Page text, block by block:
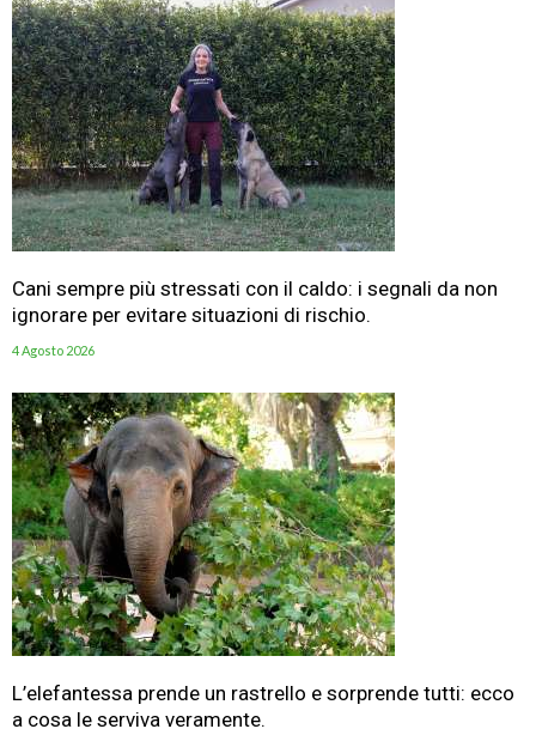
Cani sempre più stressati con il caldo: i segnali da non
ignorare per evitare situazioni di rischio.
4 Agosto 2026
L’elefantessa prende un rastrello e sorprende tutti: ecco
a cosa le serviva veramente.